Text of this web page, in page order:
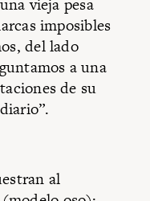
vieja pesa
imposibles
del lado
a una
de su
al